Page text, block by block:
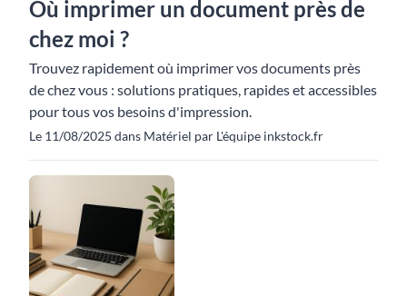
Où imprimer un document près de
chez moi ?
Trouvez rapidement où imprimer vos documents près
de chez vous : solutions pratiques, rapides et accessibles
pour tous vos besoins d'impression.
Le 11/08/2025 dans Matériel par L'équipe inkstock.fr